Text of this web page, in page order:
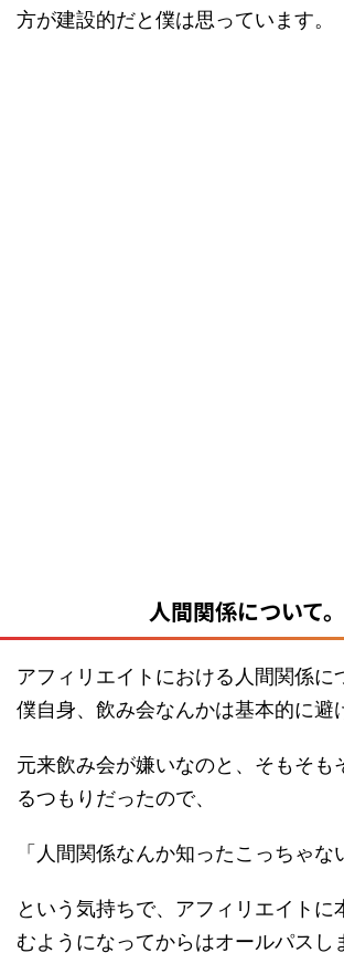
方が建設的だと僕は思っています。
人間関係について。
アフィリエイトにおける人間関係に
僕自身、飲み会なんかは基本的に避
元来飲み会が嫌いなのと、そもそも
るつもりだったので、
「人間関係なんか知ったこっちゃな
という気持ちで、アフィリエイトに
むようになってからはオールパスし